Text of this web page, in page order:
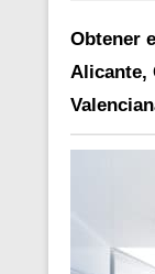
Obtener
Alicante,